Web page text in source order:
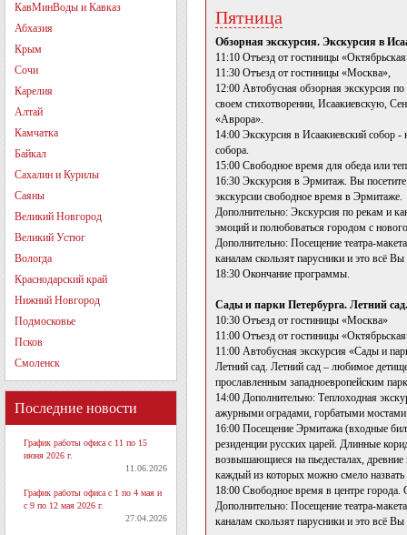
КавМинВоды и Кавказ
Абхазия
Крым
Сочи
Карелия
Алтай
Камчатка
Байкал
Сахалин и Курилы
Саяны
Великий Новгород
Великий Устюг
Вологда
Краснодарский край
Нижний Новгород
Подмосковье
Псков
Смоленск
Последние новости
График работы офиса с 11 по 15
июня 2026 г.
11.06.2026
График работы офиса с 1 по 4 мая и
с 9 по 12 мая 2026 г.
27.04.2026
Пятница
Обзорная экскурсия. Экскурсия в
11:10 Отъезд от гостиницы
11:30 Отъезд от гостиницы «Москва»,
12:00 Автобусная обзорная экскурсия
своем стихотворении, Исаакиевскую,
«Аврора».
14:00 Экскурсия в Исаакиевский собор -
собора.
15:00 Свободное время для обеда или
16:30 Экскурсия в Эрмитаж. Вы
экскурсии свободное время в Эрмитаже.
Дополнительно: Экскурсия по рекам и
эмоций и полюбоваться городом с
Дополнительно: Посещение театра-
каналам скользят парусники и это всё
18:30 Окончание программы.
Сады и парки Петербурга. Летний
10:30 Отъезд от гостиницы «Москва»
11:00 Отъезд от гостиницы
11:00 Автобусная экскурсия «Сады и
Летний сад. Летний сад – любимое
прославленным западноевропейским
14:00 Дополнительно: Теплоходная
ажурными оградами, горбатыми
16:00 Посещение Эрмитажа (входные
резиденции русских царей. Длинные
возвышающиеся на пьедесталах,
каждый из которых можно смело
18:00 Свободное время в центре города.
Дополнительно: Посещение театра-
каналам скользят парусники и это всё